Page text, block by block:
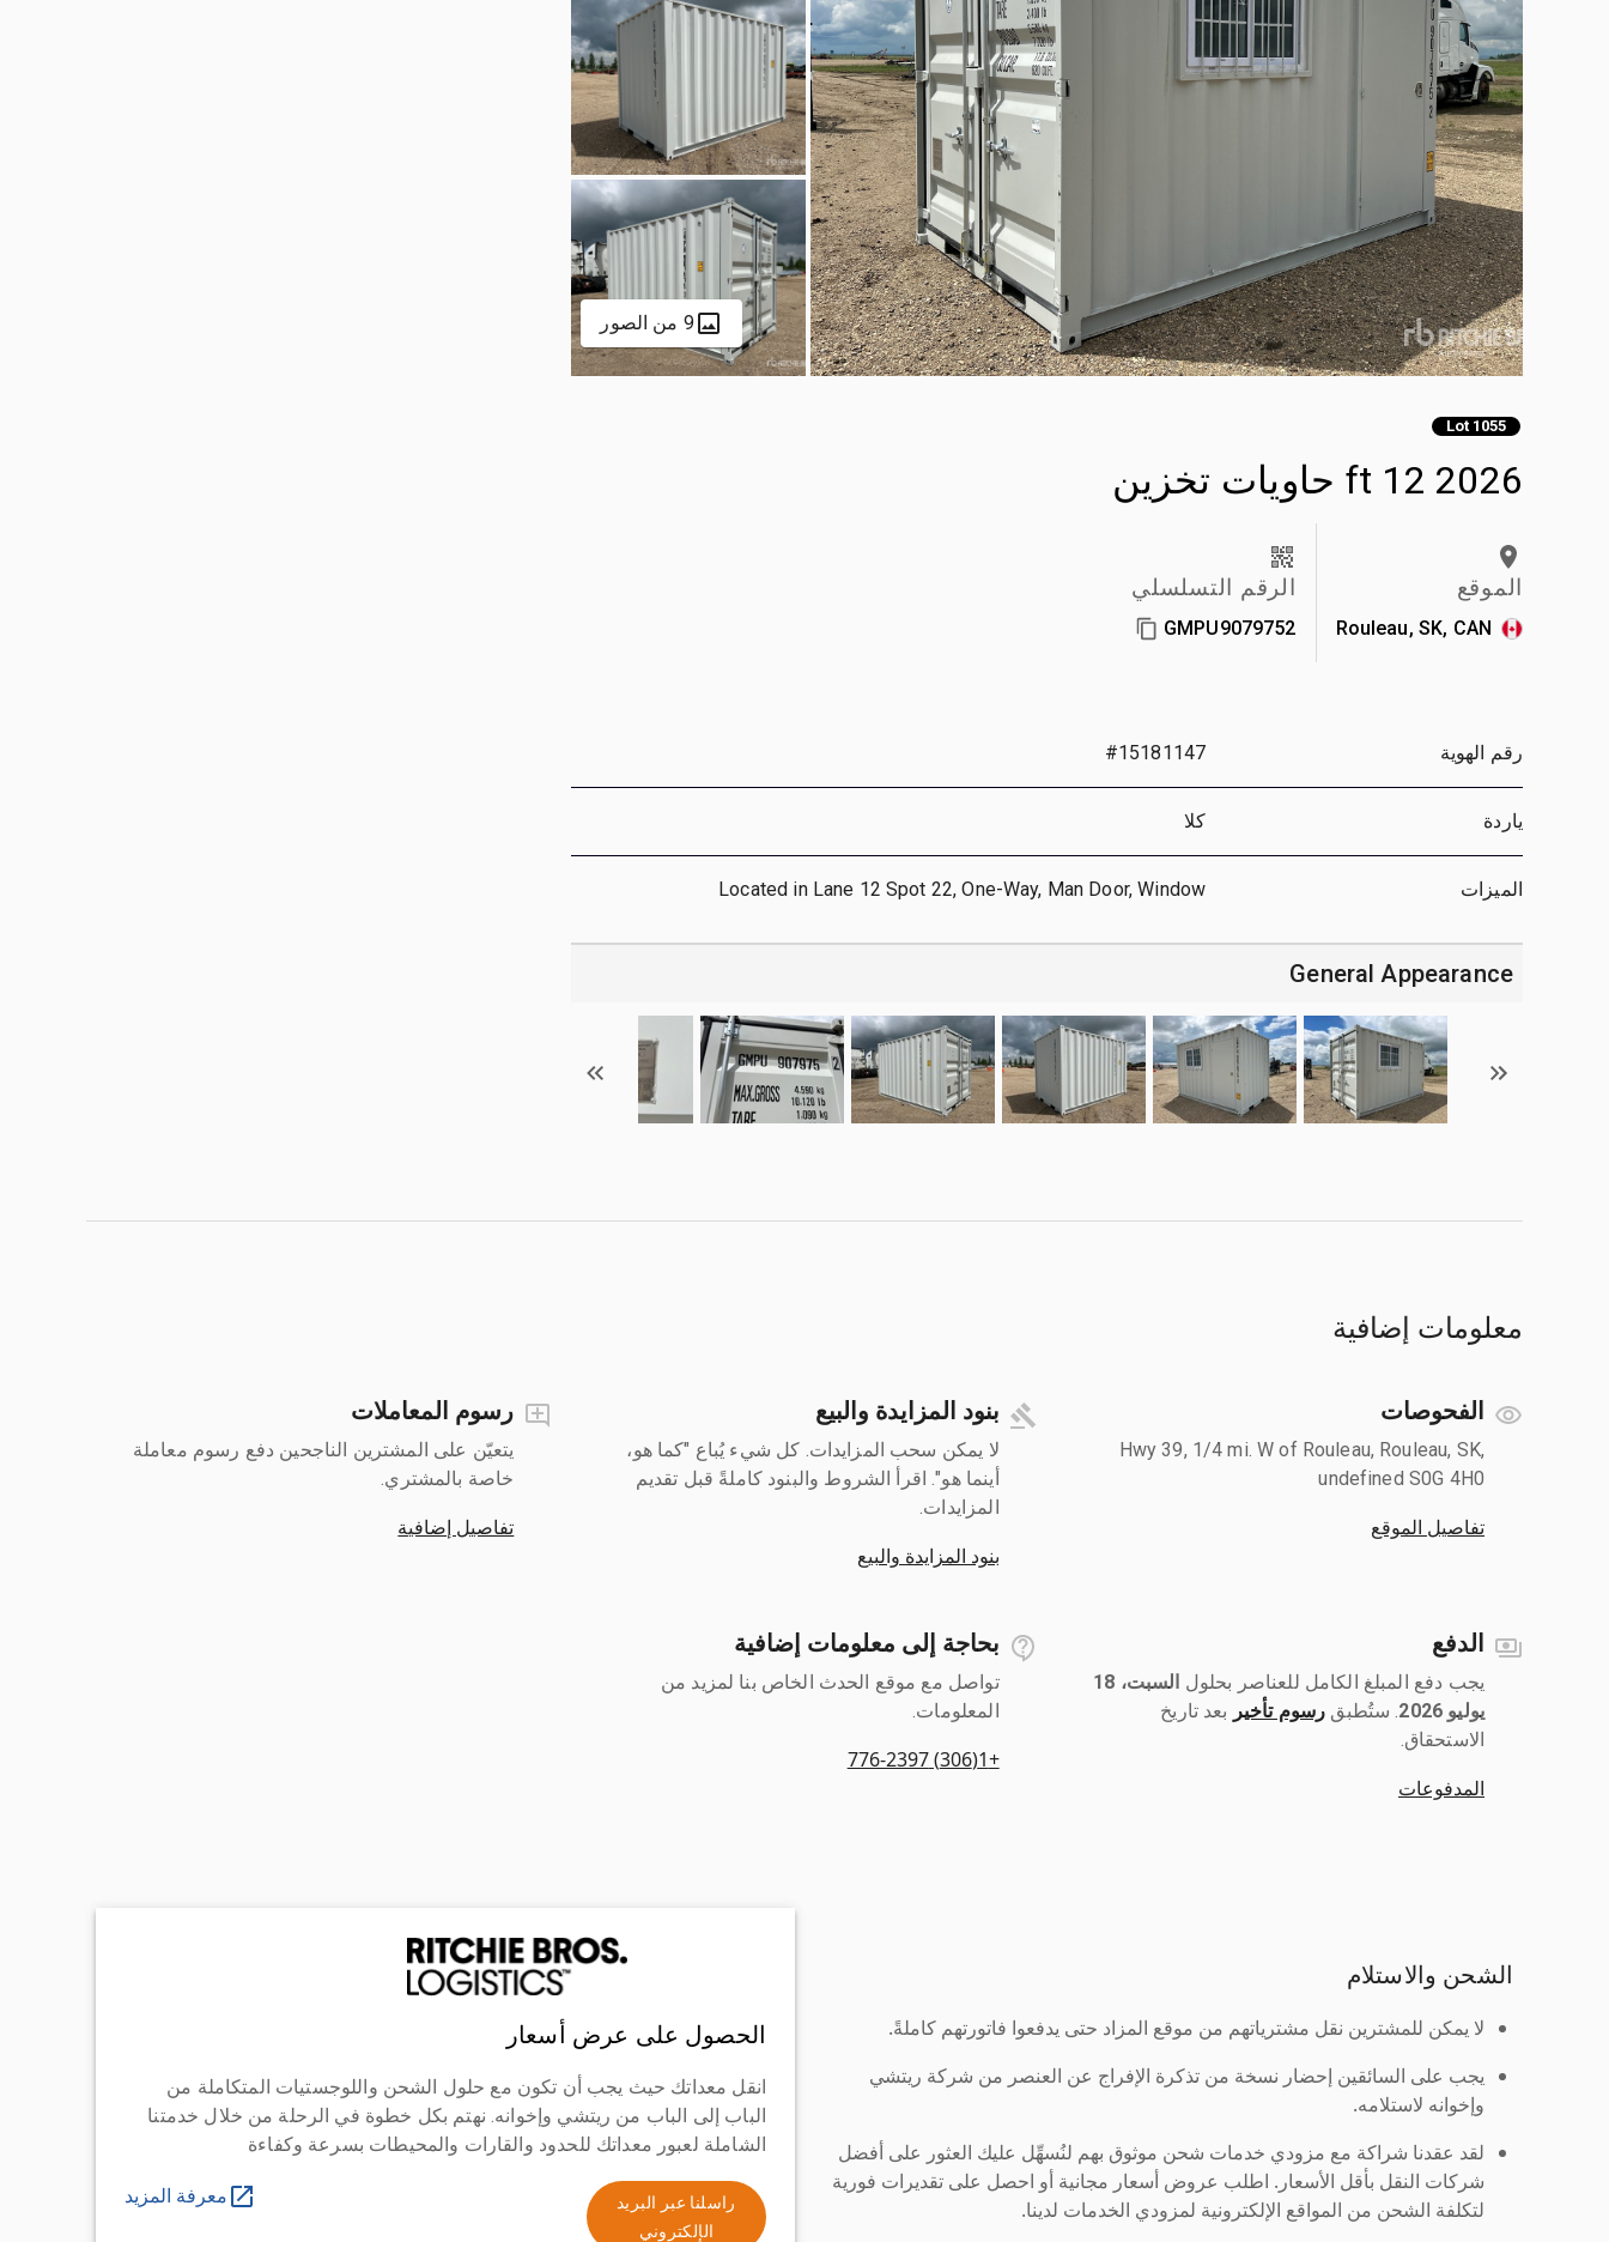
9 من الصور
Lot 1055
2026 12 ft حاويات تخزين
الموقع
Rouleau, SK, CAN
الرقم التسلسلي
GMPU9079752
رقم الهوية #15181147
ياردة كلا
الميزات Located in Lane 12 Spot 22, One-Way, Man Door, Window
General Appearance
معلومات إضافية
الفحوصات
Hwy 39, 1/4 mi. W of Rouleau, Rouleau, SK,
undefined S0G 4H0
تفاصيل الموقع
بنود المزايدة والبيع
لا يمكن سحب المزايدات. كل شيء يُباع "كما هو،
أينما هو". اقرأ الشروط والبنود كاملةً قبل تقديم
المزايدات.
بنود المزايدة والبيع
رسوم المعاملات
يتعيّن على المشترين الناجحين دفع رسوم معاملة
خاصة بالمشتري.
تفاصيل إضافية
الدفع
يجب دفع المبلغ الكامل للعناصر بحلول ‎
السبت، 18
يوليو 2026
رسوم تأخير بعد تاريخ
الاستحقاق.
المدفوعات
بحاجة إلى معلومات إضافية
تواصل مع موقع الحدث الخاص بنا لمزيد من
المعلومات.
+1(306) 776-2397
الشحن والاستلام
لا يمكن للمشترين نقل مشترياتهم من موقع المزاد حتى يدفعوا فاتورتهم كاملةً.
يجب على السائقين إحضار نسخة من تذكرة الإفراج عن العنصر من شركة ريتشي
وإخوانه لاستلامه.
لقد عقدنا شراكة مع مزودي خدمات شحن موثوق بهم لنُسهِّل عليك العثور على أفضل
شركات النقل بأقل الأسعار. اطلب عروض أسعار مجانية أو احصل على تقديرات فورية
لتكلفة الشحن من المواقع الإلكترونية لمزودي الخدمات لدينا.
الحصول على عرض أسعار
انقل معداتك حيث يجب أن تكون مع حلول الشحن واللوجستيات المتكاملة من
الباب إلى الباب من ريتشي وإخوانه. نهتم بكل خطوة في الرحلة من خلال خدمتنا
الشاملة لعبور معداتك للحدود والقارات والمحيطات بسرعة وكفاءة
راسلنا عبر البريد
الإلكتروني
معرفة المزيد